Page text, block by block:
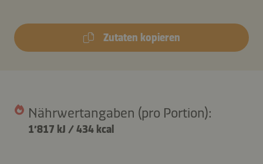
Zutaten kopieren
Nährwertangaben (pro Portion):
1’817 kJ /434 kcal